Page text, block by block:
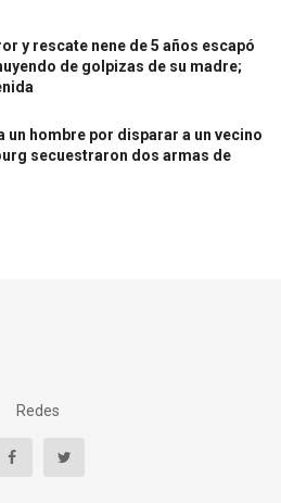
y rescate nene de 5 años escapó
de golpizas de su madre;
un hombre por disparar a un vecino
secuestraron dos armas de
Redes